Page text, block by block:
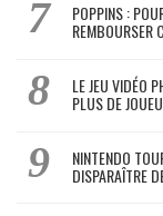
POPPINS :
REMBOURSER
LE JEU VIDÉO
PLUS DE
NINTENDO
DISPARAÎTRE